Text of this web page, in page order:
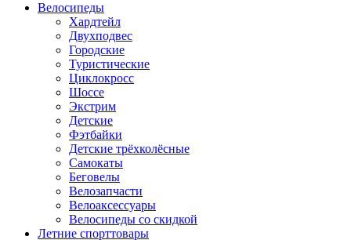
Велосипеды
Хардтейл
Двухподвес
Городские
Туристические
Циклокросс
Шоссе
Экстрим
Детские
Фэтбайки
Детские трёхколёсные
Самокаты
Беговелы
Велозапчасти
Велоаксессуары
Велосипеды со скидкой
Летние спорттовары